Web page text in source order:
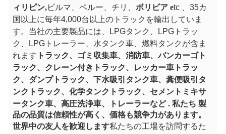
ィリピン,ビルマ、ペルー、チリ、 ボリビア etc 、35カ
国以上に毎年4,000台以上のトラックを輸出していま
す。当社の主要製品には、LPGタンク、LPGトラッ
ク、LPGトレーラー、水タンク車、燃料タンクが含ま
れます トラック、ゴミ収集車、消防車、バンカーゴト
ラック、クレーン付きトラック、レッカー車 トラッ
ク、ダンプトラック、下水吸引タンク車、糞便吸引タ
ンク トラック、化学タンク トラック、セメントミキサ
ータンク車、高圧洗浄車、トレーラーなど . 私たち 製
品の品質は信頼性が高く、価格も競争力があります。
世界中の友人を歓迎します私たちの工場を訪問するた